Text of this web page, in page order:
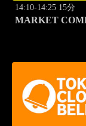
14:10-14:25 15分
MARKET